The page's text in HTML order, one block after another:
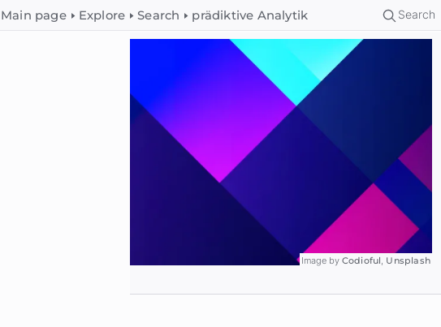
Main page Explore Search prädiktive Analytik Search
Image by Codioful, Unsplash